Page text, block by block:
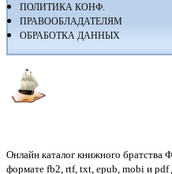
ПОЛИТИКА КОНФ.
ПРАВООБЛАДАТЕЛЯМ
ОБРАБОТКА ДАННЫХ
Онлайн каталог книжного братства
формате fb2, rtf, txt, epub, mobi и pdf